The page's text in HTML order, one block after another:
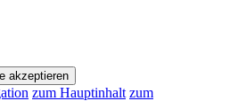
akzeptieren
zum Hauptinhalt zum